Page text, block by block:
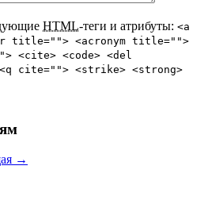
HTML-теги и атрибуты: <a
title=""> <acronym title="">
<cite> <code> <del
cite=""> <strike> <strong>
→